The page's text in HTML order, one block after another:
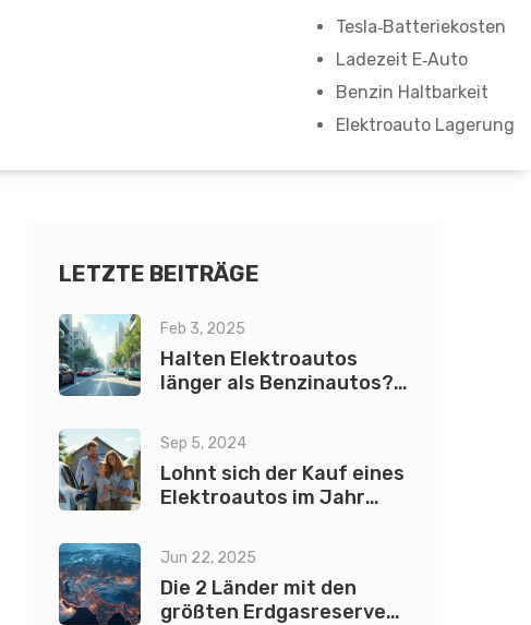
Tesla‑Batteriekosten
Ladezeit E‑Auto
Benzin Haltbarkeit
Elektroauto Lagerung
LETZTE BEITRÄGE
Feb 3, 2025
Halten Elektroautos
länger als Benzinautos?
Sep 5, 2024
Lohnt sich der Kauf eines
Elektroautos im Jahr
Jun 22, 2025
Die 2 Länder mit den
größten Erdgasreserven: